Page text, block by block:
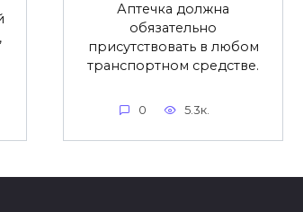
Аптечка должна
обязательно
присутствовать в любом
транспортном средстве.
0 5.3к.